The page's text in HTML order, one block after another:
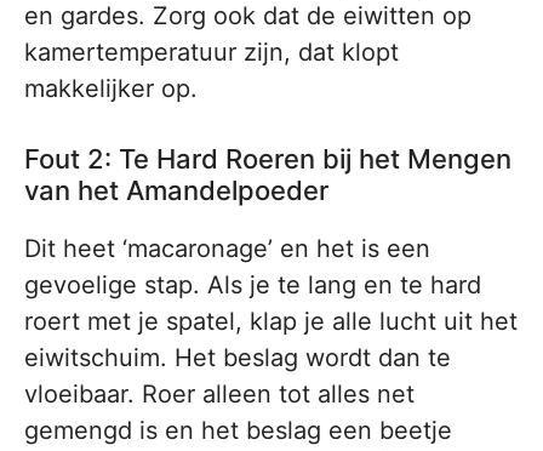
en gardes. Zorg ook dat de eiwitten op
kamertemperatuur zijn, dat klopt
makkelijker op.
Fout 2: Te Hard Roeren bij het Mengen
van het Amandelpoeder
Dit heet ‘macaronage’ en het is een
gevoelige stap. Als je te lang en te hard
roert met je spatel, klap je alle lucht uit het
eiwitschuim. Het beslag wordt dan te
vloeibaar. Roer alleen tot alles net
gemengd is en het beslag een beetje